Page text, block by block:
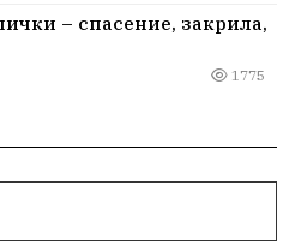
– спасение, закрила,
1775